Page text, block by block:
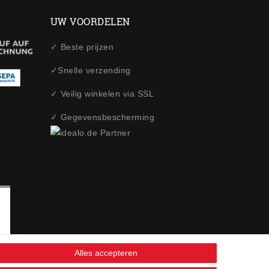
UW VOORDELEN
✓ Beste prijzen
✓Snelle verzending
✓ Veilig winkelen via SSL
✓ Gegevensbescherming
Alles accepteren